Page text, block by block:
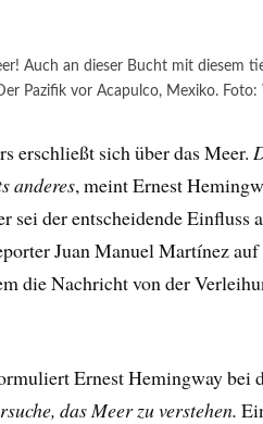
Auch an dieser Bucht mit diesem
Pazifik vor Acapulco, Mexiko.
erschließt sich über das Meer.
anderes, meint Ernest
sei der entscheidende Einfluss
Juan Manuel Martínez
die Nachricht von der
Ernest Hemingway bei
das Meer zu verstehen.